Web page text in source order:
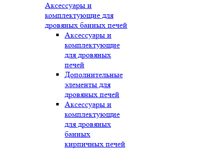
Аксессуары и
комплектующие для
дровяных банных печей
Аксессуары и
комплектующие
для дровяных
печей
Дополнительные
элементы для
дровяных печей
Аксессуары и
комплектующие
для дровяных
банных
кирпичных печей